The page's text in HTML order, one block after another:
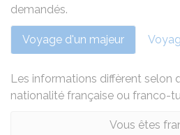
demandés.
Voyage d'un majeur
Les informations diffèrent selon
nationalité française ou franco-
Vous êtes